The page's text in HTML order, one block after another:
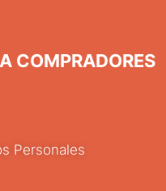
COMPRADORES
Personales